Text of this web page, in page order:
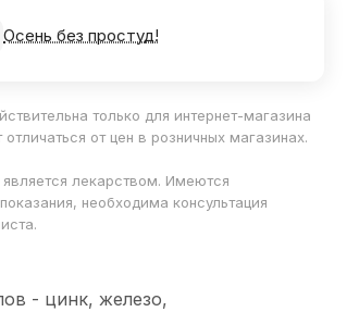
Осень без простуд!
только для интернет-магазина
от цен в розничных магазинах.
лекарством. Имеются
необходима консультация
- цинк, железо,